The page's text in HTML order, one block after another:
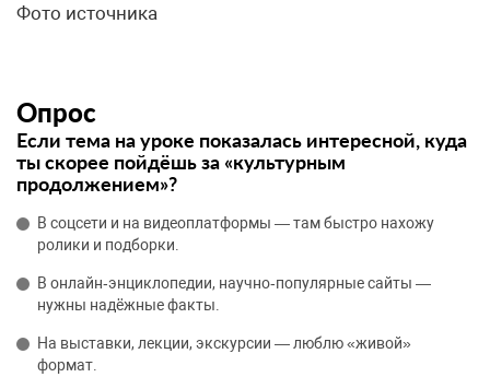
Фото источника
Опрос
Если тема на уроке показалась интересной, куда
ты скорее пойдёшь за «культурным
продолжением»?
В соцсети и на видеоплатформы — там быстро нахожу
ролики и подборки.
В онлайн‑энциклопедии, научно‑популярные сайты —
нужны надёжные факты.
На выставки, лекции, экскурсии — люблю «живой»
формат.